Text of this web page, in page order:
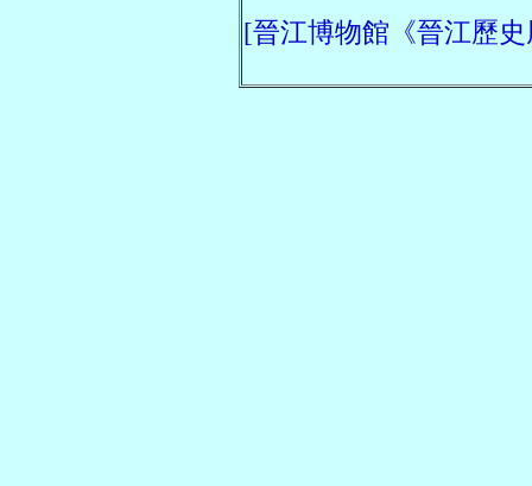
[晉江博物館《晉江歷